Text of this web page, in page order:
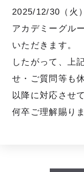
2025/12/30（火
アカデミーグル
いただきます。
したがって、上
せ・ご質問等も
以降に対応させ
何卒ご理解賜り
仕事を知る
職種紹介
研修制度